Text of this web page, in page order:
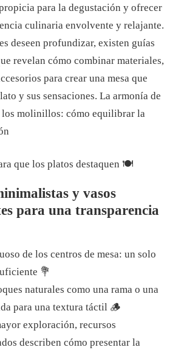
para la degustación y ofrecer
culinaria envolvente y relajante.
deseen profundizar, existen guías
revelan cómo combinar materiales,
para crear una mesa que
y sus sensaciones. La armonía de
molinillos: cómo equilibrar la
que los platos destaquen 🍽️
y vasos
para una transparencia
de los centros de mesa: un solo
💐
naturales como una rama o una
para una textura táctil 🪵
exploración, recursos
describen cómo presentar la